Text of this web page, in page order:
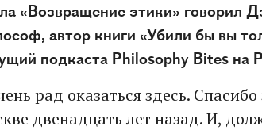
«Возвращение этики» говорил
автор книги «Убили бы вы
подкаста Philosophy Bites на
рад оказаться здесь.
двенадцать лет назад. И,